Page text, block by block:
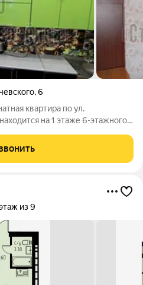
,6
квартира по ул.
на 1 этаже 6-этaжнoгo
- 8 кв.м, комнат - 12.5 и 10.5 кв.
из 9